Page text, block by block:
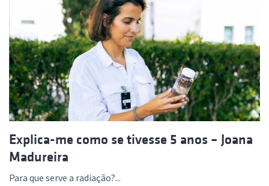
Explica-me como se tivesse 5 anos – Joana
Madureira
Para que serve a radiação?...